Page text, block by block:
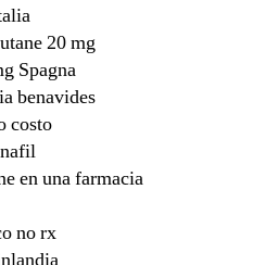
20 mg
Spagna
benavides
costo
en una farmacia
no rx